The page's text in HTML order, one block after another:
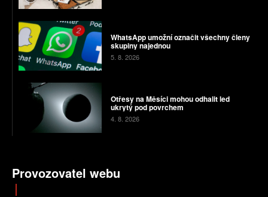
WhatsApp umožní označit všechny členy
skupiny najednou
5. 8. 2026
Otřesy na Měsíci mohou odhalit led
ukrytý pod povrchem
4. 8. 2026
Provozovatel webu